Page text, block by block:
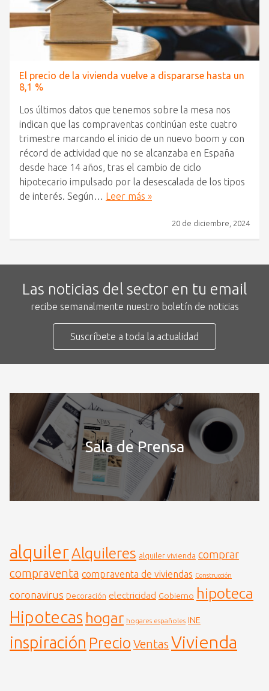
El precio de la vivienda vuelve a dispararse hasta un
8,1 %
Los últimos datos que tenemos sobre la mesa nos
indican que las compraventas continúan este cuatro
trimestre marcando el inicio de un nuevo boom y con
récord de actividad que no se alcanzaba en España
desde hace 14 años, tras el cambio de ciclo
hipotecario impulsado por la desescalada de los tipos
de interés. Según… Leer más »
20 de diciembre, 2024
Las noticias del sector en tu email
recibe semanalmente nuestro boletín de noticias
Suscríbete a toda la actualidad
Sala de Prensa
alquilerAlquileres alquiler vivienda comprar
compraventa compraventa de viviendas Construcción
coronavirus Decoración electricidad Gobierno hipoteca
Hipotecas hogar hogares españoles INE
inspiración Precio Ventas Vivienda